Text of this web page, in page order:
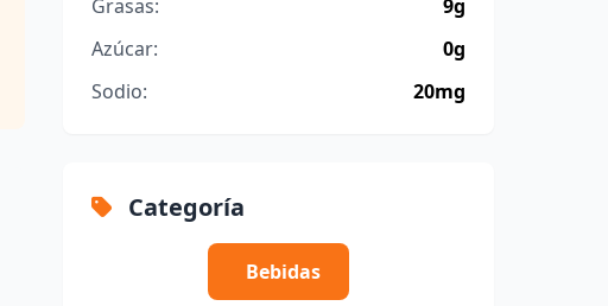
Grasas:
9g
Azúcar:
0g
Sodio:
20mg
Categoría
Bebidas